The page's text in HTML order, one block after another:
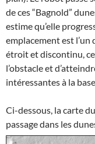
de ces “Bagnold”
estime qu’elle
emplacement est l’un
étroit et discontinu,
l’obstacle et
intéressantes à la
Ci-dessous, la carte
passage dans les